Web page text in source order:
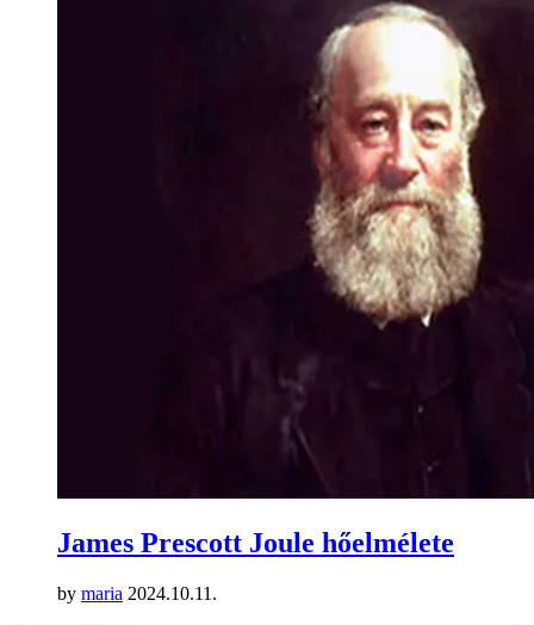
James Prescott Joule hőelmélete
by maria 2024.10.11.